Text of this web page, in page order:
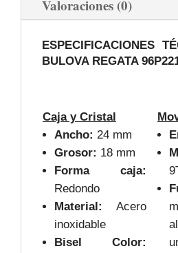
Valoraciones (0)
ESPECIFICACIONES
BULOVA REGATA
Caja y Cristal
Ancho: 24 mm
Grosor: 18 mm
Forma caja:
Redondo
Material:
Acero
inoxidable
Bisel Color: